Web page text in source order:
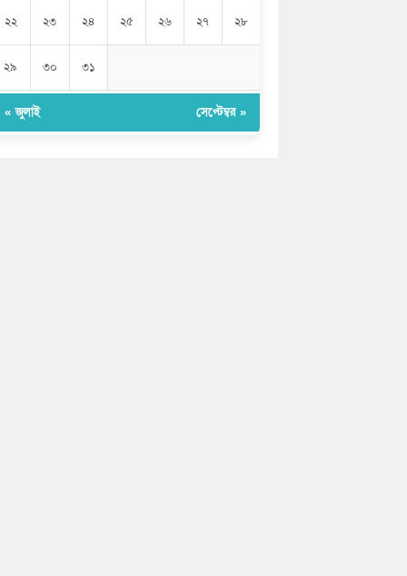
২২ ২৩ ২৪ ২৫ ২৬ ২৭ ২৮
২৯ ৩০ ৩১
« জুলাই সেপ্টেম্বর »